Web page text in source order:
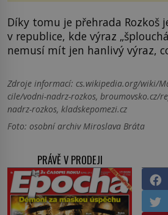
Díky tomu je přehrada Rozkoš
v republice, kde výraz
nemusí mít jen hanlivý výraz,
Zdroje informací: cs.wikipedia.org/wiki/
cile/vodni-nadrz-rozkos, broumovsko.cz/
nadrz-rozkos, kladskepomezi.cz
Foto: osobní archiv Miroslava Bráta
PRÁVĚ V PRODEJI